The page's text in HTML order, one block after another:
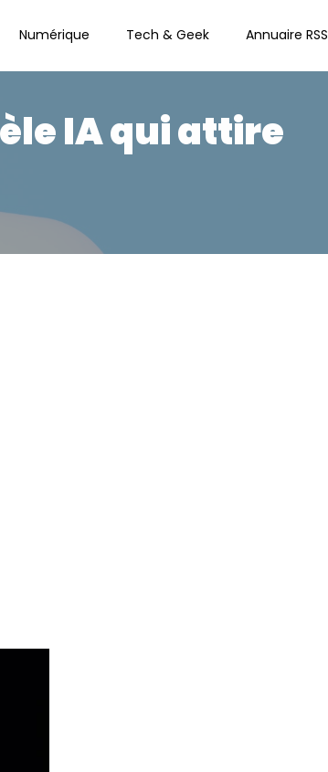
Numérique Tech & Geek Annuaire RSS
IA qui attire